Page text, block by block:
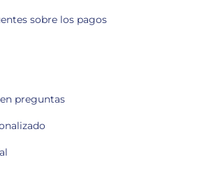
sobre los pagos
preguntas